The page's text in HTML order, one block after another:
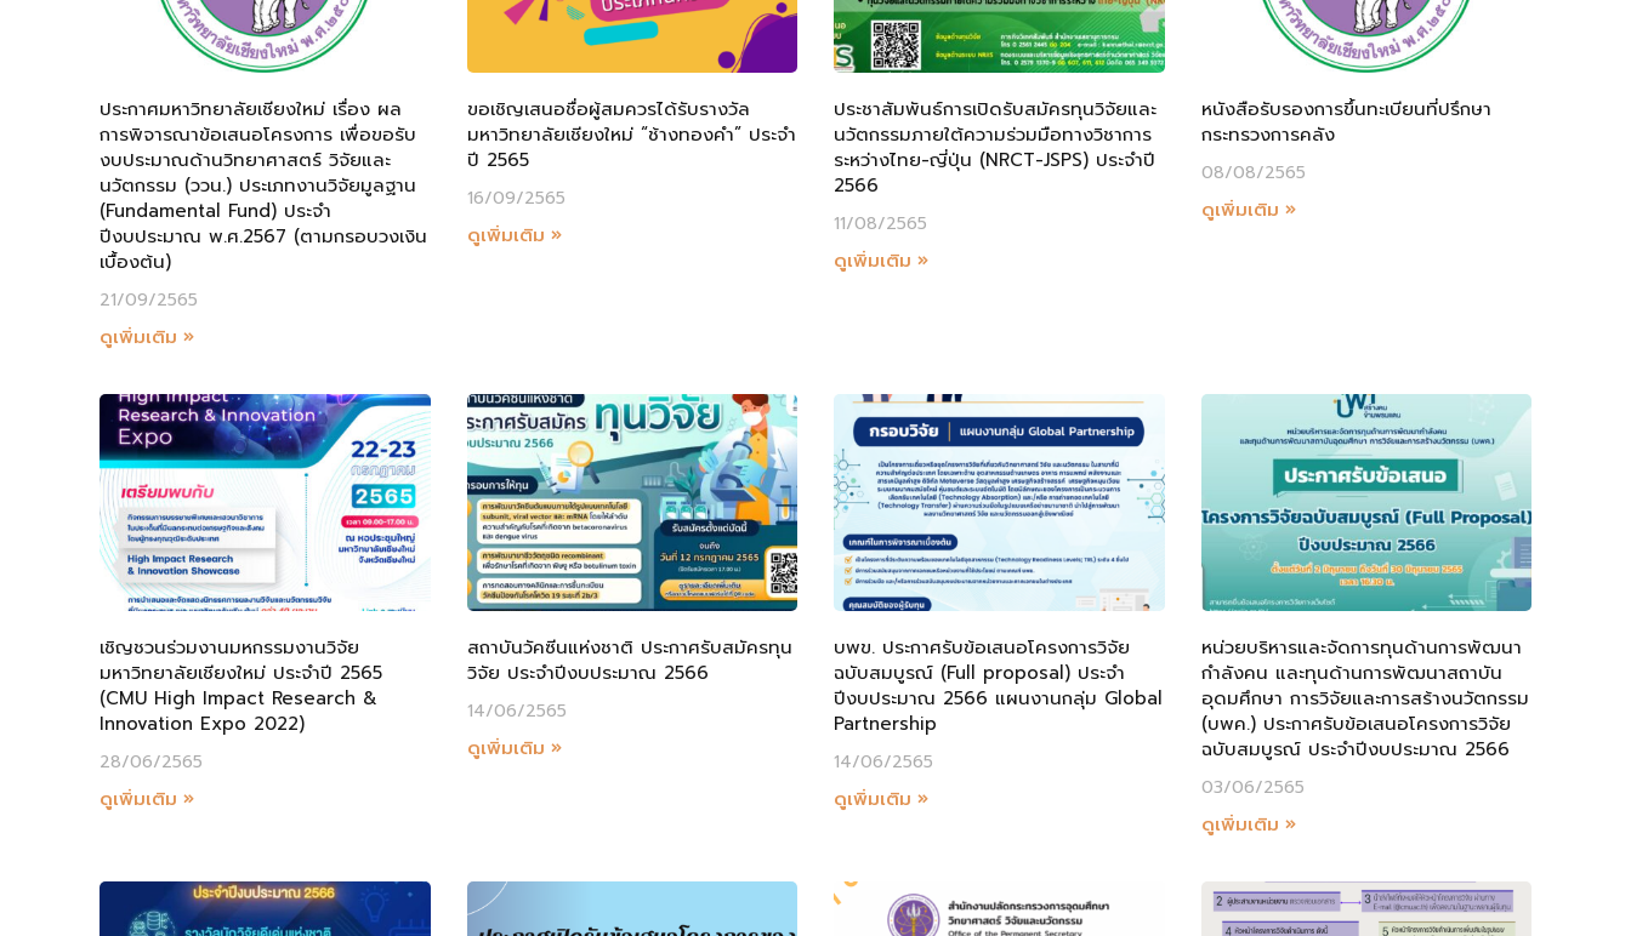
ประกาศมหาวิทยาลัยเชียงใหม่ เรื่อง ผล
การพิจารณาข้อเสนอโครงการ เพื่อขอรับ
งบประมาณด้านวิทยาศาสตร์ วิจัยและ
นวัตกรรม (ววน.) ประเภทงานวิจัยมูลฐาน
(Fundamental Fund) ประจำ
ปีงบประมาณ พ.ศ.2567 (ตามกรอบวงเงิน
เบื้องต้น)
21/09/2565
ดูเพิ่มเติม »
ขอเชิญเสนอชื่อผู้สมควรได้รับรางวัล
มหาวิทยาลัยเชียงใหม่ “ช้างทองคำ” ประจำ
ปี 2565
16/09/2565
ดูเพิ่มเติม »
ประชาสัมพันธ์การเปิดรับสมัครทุนวิจัยและ
นวัตกรรมภายใต้ความร่วมมือทางวิชาการ
ระหว่างไทย-ญี่ปุ่น (NRCT-JSPS) ประจำปี
2566
11/08/2565
ดูเพิ่มเติม »
หนังสือรับรองการขึ้นทะเบียนที่ปรึกษา
กระทรวงการคลัง
08/08/2565
ดูเพิ่มเติม »
เชิญชวนร่วมงานมหกรรมงานวิจัย
มหาวิทยาลัยเชียงใหม่ ประจำปี 2565
(CMU High Impact Research &
Innovation Expo 2022)
28/06/2565
ดูเพิ่มเติม »
สถาบันวัคซีนแห่งชาติ ประกาศรับสมัครทุน
วิจัย ประจำปีงบประมาณ 2566
14/06/2565
ดูเพิ่มเติม »
บพข. ประกาศรับข้อเสนอโครงการวิจัย
ฉบับสมบูรณ์ (Full proposal) ประจำ
ปีงบประมาณ 2566 แผนงานกลุ่ม Global
Partnership
14/06/2565
ดูเพิ่มเติม »
หน่วยบริหารและจัดการทุนด้านการพัฒนา
กำลังคน และทุนด้านการพัฒนาสถาบัน
อุดมศึกษา การวิจัยและการสร้างนวัตกรรม
(บพค.) ประกาศรับข้อเสนอโครงการวิจัย
ฉบับสมบูรณ์ ประจำปีงบประมาณ 2566
03/06/2565
ดูเพิ่มเติม »